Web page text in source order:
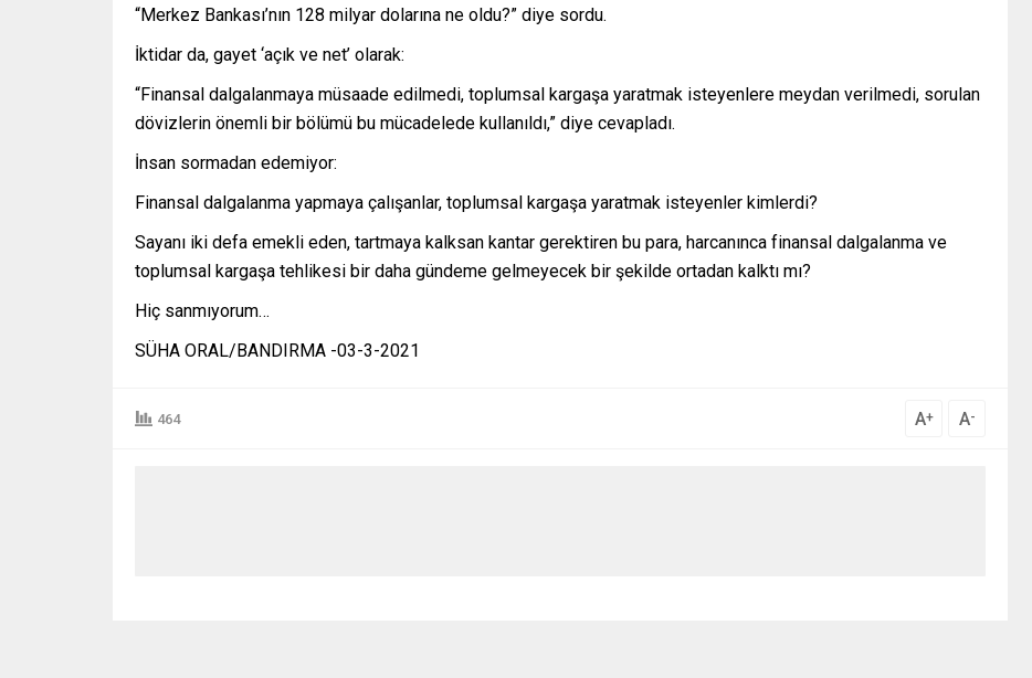
“Merkez Bankası’nın 128 milyar dolarına ne oldu?” diye sordu.
İktidar da, gayet ‘açık ve net’ olarak:
“Finansal dalgalanmaya müsaade edilmedi, toplumsal kargaşa yaratmak isteyenlere meydan verilmedi, sorulan
dövizlerin önemli bir bölümü bu mücadelede kullanıldı,” diye cevapladı.
İnsan sormadan edemiyor:
Finansal dalgalanma yapmaya çalışanlar, toplumsal kargaşa yaratmak isteyenler kimlerdi?
Sayanı iki defa emekli eden, tartmaya kalksan kantar gerektiren bu para, harcanınca finansal dalgalanma ve
toplumsal kargaşa tehlikesi bir daha gündeme gelmeyecek bir şekilde ortadan kalktı mı?
Hiç sanmıyorum…
SÜHA ORAL/BANDIRMA -03-3-2021
464 A+ A-